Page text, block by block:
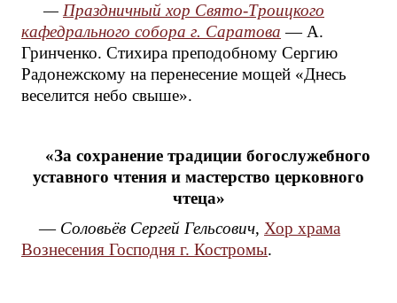
— Праздничный хор Свято-Троицкого
кафедрального собора г. Саратова — А.
Гринченко. Стихира преподобному Сергию
Радонежскому на перенесение мощей «Днесь
веселится небо свыше».
«За сохранение традиции богослужебного
уставного чтения и мастерство церковного
чтеца»
— Соловьёв Сергей Гельсович, Хор храма
Вознесения Господня г. Костромы.